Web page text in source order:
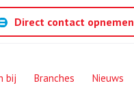
Direct contact opnemen
bij Branches Nieuws